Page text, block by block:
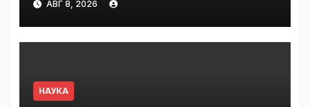
холодильника прошла
первую фазу испытаний |
VseTime.ru
АВГ 8, 2026
НАУКА